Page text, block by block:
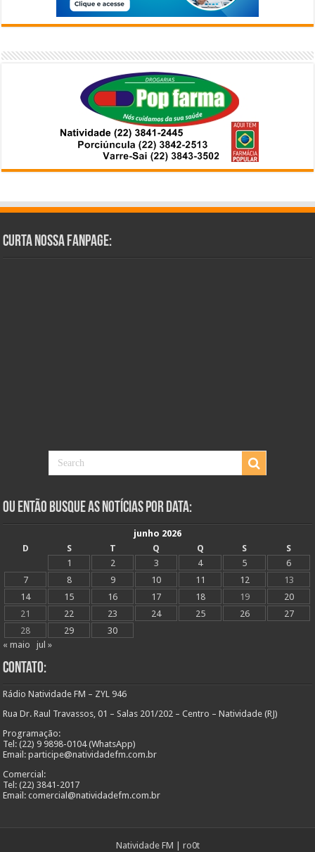
Curta Nossa Fanpage:
Ou Então Busque as Notícias Por Data:
junho 2026
D
S T Q Q S
S
1
2 3 4 5
6
7
8 9 10 11 12
13
14
15 16 17 18 19
20
21
22 23 24 25 26
27
28
29
30
« maio
jul »
Contato:
Rádio Natividade FM – ZYL 946
Rua Dr. Raul Travassos, 01 – Salas 201/202 – Centro – Natividade (RJ)
Programação:
Tel: (22) 9 9898-0104 (WhatsApp)
Email: participe@natividadefm.com.br
Comercial:
Tel: (22) 3841-2017
Email: comercial@natividadefm.com.br
Natividade FM ro0t